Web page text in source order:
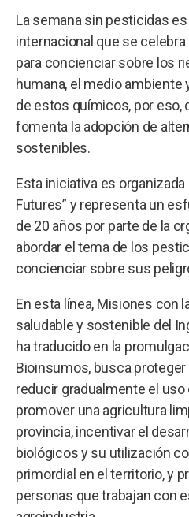
La semana sin pesticidas
internacional que se celebra
para concienciar sobre los
humana, el medio ambiente
de estos químicos, por eso,
fomenta la adopción de
sostenibles.
Esta iniciativa es
Futures” y representa un
de 20 años por parte de la
abordar el tema de los
concienciar sobre sus
En esta línea, Misiones con
saludable y sostenible del
ha traducido en la
Bioinsumos, busca proteger
reducir gradualmente el
promover una agricultura
provincia, incentivar el
biológicos y su utilización
primordial en el territorio, y
personas que trabajan con